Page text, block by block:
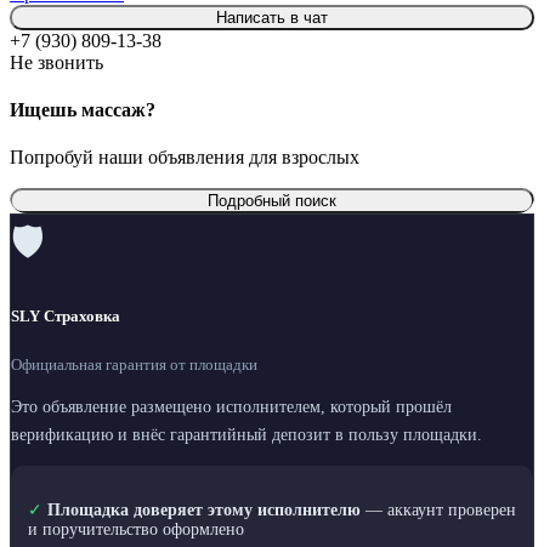
Написать в чат
+7 (930) 809-13-38
Не звонить
Ищешь массаж?
Попробуй наши объявления для взрослых
Подробный поиск
🛡
SLY Страховка
Официальная гарантия от площадки
Это объявление размещено исполнителем, который прошёл
верификацию и внёс гарантийный депозит в пользу площадки.
✓ Площадка доверяет этому исполнителю — аккаунт проверен
и поручительство оформлено